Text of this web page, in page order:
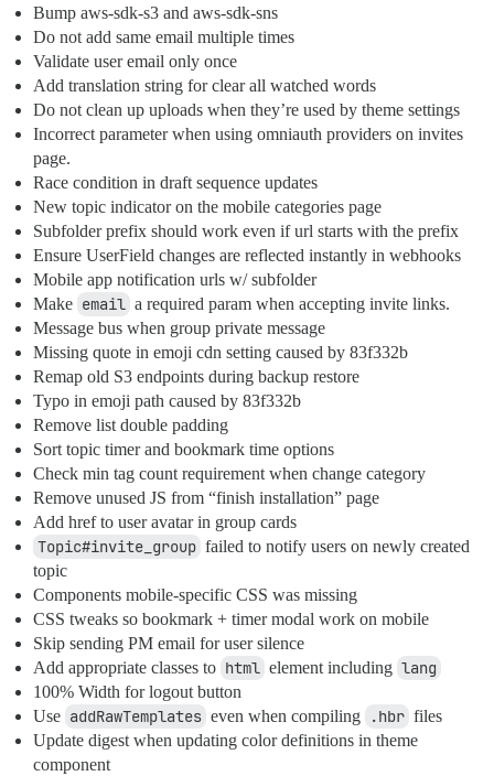
Bump aws-sdk-s3 and aws-sdk-sns
Do not add same email multiple times
Validate user email only once
Add translation string for clear all watched words
Do not clean up uploads when they’re used by theme settings
Incorrect parameter when using omniauth providers on invites
page.
Race condition in draft sequence updates
New topic indicator on the mobile categories page
Subfolder prefix should work even if url starts with the prefix
Ensure UserField changes are reflected instantly in webhooks
Mobile app notification urls w/ subfolder
Make email a required param when accepting invite links.
Message bus when group private message
Missing quote in emoji cdn setting caused by 83f332b
Remap old S3 endpoints during backup restore
Typo in emoji path caused by 83f332b
Remove list double padding
Sort topic timer and bookmark time options
Check min tag count requirement when change category
Remove unused JS from “finish installation” page
Add href to user avatar in group cards
Topic#invite_group failed to notify users on newly created
topic
Components mobile-specific CSS was missing
CSS tweaks so bookmark + timer modal work on mobile
Skip sending PM email for user silence
Add appropriate classes to html element including lang
100% Width for logout button
Use addRawTemplates even when compiling .hbr files
Update digest when updating color definitions in theme
component